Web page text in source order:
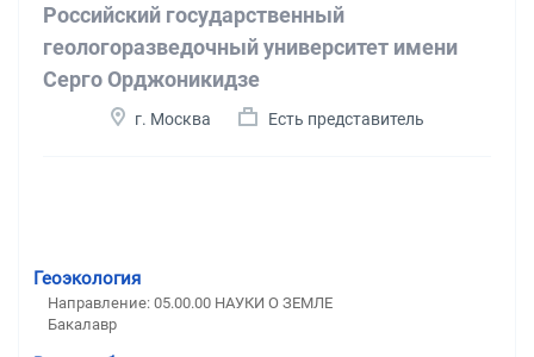
Российский государственный
геологоразведочный университет имени
Серго Орджоникидзе
г. Москва Есть представитель
Геоэкология
Направление: 05.00.00 НАУКИ О ЗЕМЛЕ
Бакалавр